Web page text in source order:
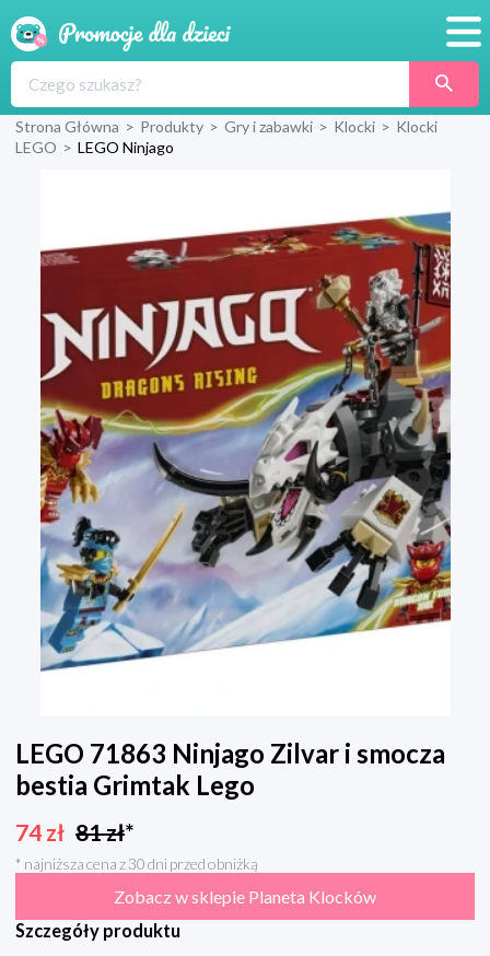
Produkty
Blog
Wyprawka
Strona Główna > Produkty > Gry i zabawki > Klocki > Klocki
LEGO > LEGO Ninjago
LEGO 71863 Ninjago Zilvar i smocza
bestia Grimtak Lego
74 zł 81zł*
* najniższa cena z 30 dni przed obniżką
Zobacz w sklepie Planeta Klocków
Szczegóły produktu